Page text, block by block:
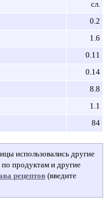
сл.
0.2
1.6
0.11
0.14
8.8
1.1
84
использовались другие
продуктам и другие
рецептов(введите